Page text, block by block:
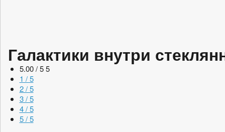
Галактики внутри
5.00 / 5 5
1 / 5
2 / 5
3 / 5
4 / 5
5 / 5